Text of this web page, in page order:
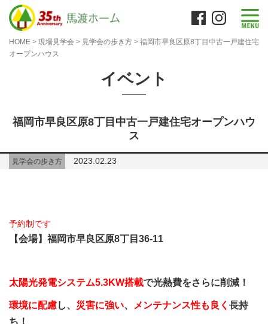
HOME > 現場見学会 > 見学会の歩き方 > 福岡市早良区原8丁目中古一戸建住宅
オープンハウス
イベント
福岡市早良区原8丁目中古一戸建住宅オープンハウ
ス
見学会の歩き方 2023.02.23
予約制です
【会場】福岡市早良区原8丁目36-11
太陽光発電システム5.3KW搭載で光熱費をさらに削減！
環境に配慮し、 災害に強い、 メンテナンス性も良く 長持
ち！